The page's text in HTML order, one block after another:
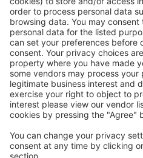
Attraktive Preise und
Benutzer.
Unterkünfte, die Sie
Wählen Sie aus über 1,3
Hütten, Apartments und
Unterkünfte in Bulgarien -